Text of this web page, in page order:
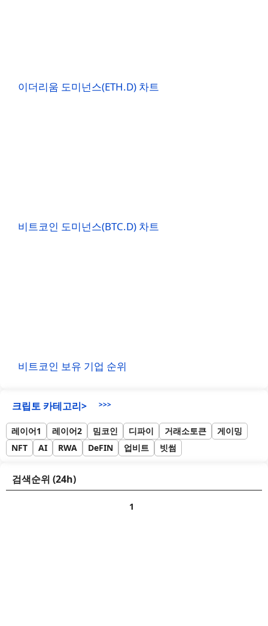
이더리움 도미넌스(ETH.D) 차트
비트코인 도미넌스(BTC.D) 차트
비트코인 보유 기업 순위
크립토 카테고리> >>>
레이어1 레이어2 밈코인 디파이 거래소토큰
게이밍
NFT
AI RWA DeFIN 업비트 빗썸
검색순위 (24h)